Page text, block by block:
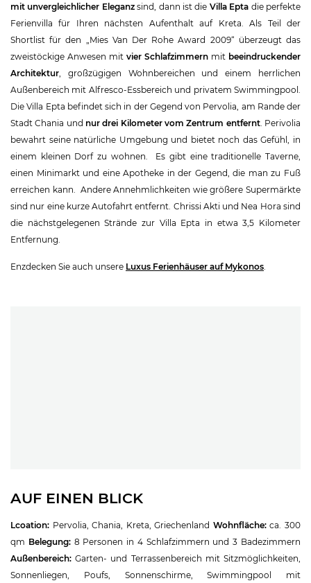
mit unvergleichlicher Eleganzsind, dann ist die Villa Epta die perfekte
Ferienvilla für Ihren nächsten Aufenthalt auf Kreta. Als Teil der
Shortlist für den „Mies Van Der Rohe Award 2009“ überzeugt das
zweistöckige Anwesen mit vier Schlafzimmern mit beeindruckender
Architektur , großzügigen Wohnbereichen und einem herrlichen
Außenbereich mit Alfresco-Essbereich und privatem Swimmingpool.
Die Villa Epta befindet sich in der Gegend von Pervolia, am Rande der
Stadt Chania und nur drei Kilometer vom Zentrum entfernt. Perivolia
bewahrt seine natürliche Umgebung und bietet noch das Gefühl, in
einem kleinen Dorf zu wohnen. Es gibt eine traditionelle Taverne,
einen Minimarkt und eine Apotheke in der Gegend, die man zu Fuß
erreichen kann. Andere Annehmlichkeiten wie größere Supermärkte
sind nur eine kurze Autofahrt entfernt. Chrissi Akti und Nea Hora sind
die nächstgelegenen Strände zur Villa Epta in etwa 3,5 Kilometer
Entfernung.
Enzdecken Sie auch unsere Luxus Ferienhäuser auf Mykonos
AUF EINEN BLICK
Lcoation: Pervolia, Chania, Kreta, Griechenland Wohnfläche:ca. 300
qm Belegung:8 Personen in 4 Schlafzimmern und 3 Badezimmern
Außenbereich: Garten- und Terrassenbereich mit Sitzmöglichkeiten,
Sonnenliegen, Poufs, Sonnenschirme, Swimmingpool mit